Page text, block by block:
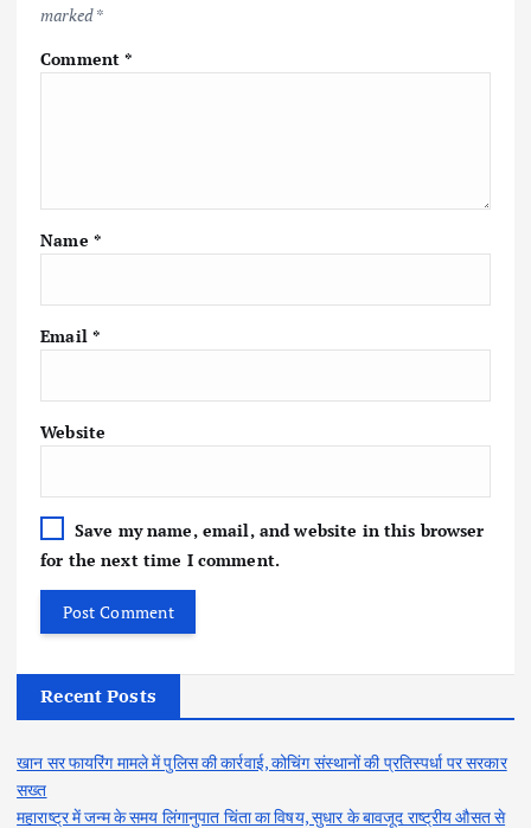
marked*
Comment*
Name *
Email *
Website
Save my name, email, and website in this browser
for the next time I comment.
Recent Posts
खान सर फायरिंग मामले में पुलिस की कार्रवाई, कोचिंग संस्थानों की प्रतिस्पर्धा पर सरकार
सख्त
महाराष्ट्र में जन्म के समय लिंगानुपात चिंता का विषय, सुधार के बावजूद राष्ट्रीय औसत से